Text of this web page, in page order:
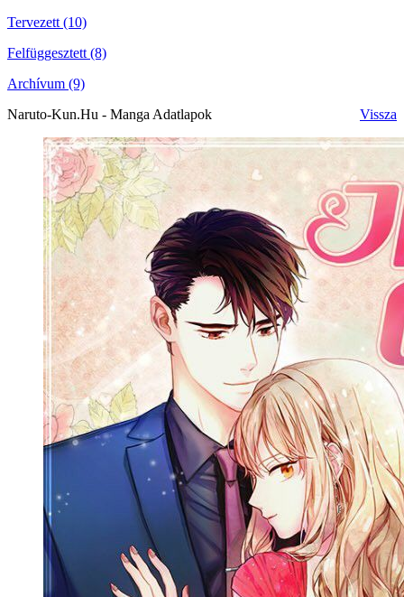
Tervezett (10)
Felfüggesztett (8)
Archívum (9)
Naruto-Kun.Hu - Manga Adatlapok
Vissza